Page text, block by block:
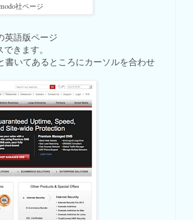
社ページ
英語版ページ
きます。
書いてあるところにカーソルを合わせ